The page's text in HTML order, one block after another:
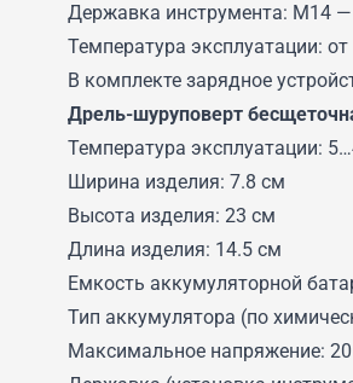
Державка инструмента: М14 —
Температура эксплуатации:
В комплекте зарядное
Дрель-шуруповерт
Температура эксплуатации:
Ширина изделия: 7.8 см
Высота изделия: 23 см
Длина изделия: 14.5 см
Емкость аккумуляторной
Тип аккумулятора (по
Максимальное напряжение: